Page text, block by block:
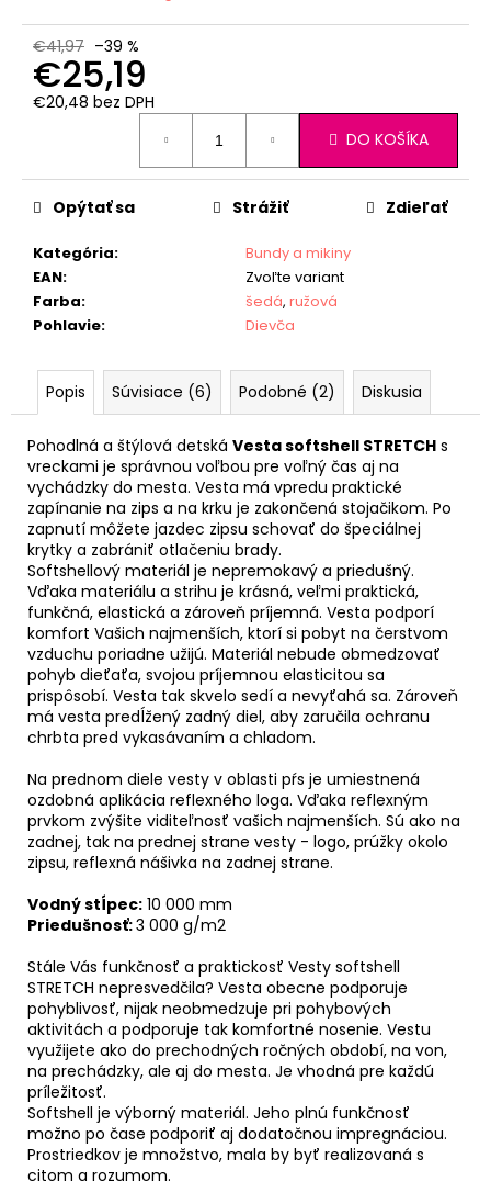
€41,97 –39 %
€25,19
€20,48 bez DPH
DO KOŠÍKA
Kategória:
Bundy a mikiny
EAN:
Zvoľte variant
Farba: šedá, ružová
Pohlavie: Dievča
Opýtať sa Strážiť Zdieľať
Popis Súvisiace (6) Podobné (2) Diskusia
Pohodlná a štýlová detská Vesta softshell STRETCH s
vreckami je správnou voľbou pre voľný čas aj na
vychádzky do mesta. Vesta má vpredu praktické
zapínanie na zips a na krku je zakončená stojačikom. Po
zapnutí môžete jazdec zipsu schovať do špeciálnej
krytky a zabrániť otlačeniu brady.
Softshellový materiál je nepremokavý a priedušný.
Vďaka materiálu a strihu je krásná, veľmi praktická,
funkčná, elastická a zároveň príjemná. Vesta podporí
komfort Vašich najmenších, ktorí si pobyt na čerstvom
vzduchu poriadne užijú. Materiál nebude obmedzovať
pohyb dieťaťa, svojou príjemnou elasticitou sa
prispôsobí. Vesta tak skvelo sedí a nevyťahá sa. Zároveň
má vesta predĺžený zadný diel, aby zaručila ochranu
chrbta pred vykasávaním a chladom.
Na prednom diele vesty v oblasti pŕs je umiestnená
ozdobná aplikácia reflexného loga. Vďaka reflexným
prvkom zvýšite viditeľnosť vašich najmenších. Sú ako na
zadnej, tak na prednej strane vesty - logo, prúžky okolo
zipsu, reflexná nášivka na zadnej strane.
Vodný stĺpec: 10 000 mm
Priedušnosť:3 000 g/m2
Stále Vás funkčnosť a praktickosť Vesty softshell
STRETCH nepresvedčila? Vesta obecne podporuje
pohyblivosť, nijak neobmedzuje pri pohybových
aktivitách a podporuje tak komfortné nosenie. Vestu
využijete ako do prechodných ročných období, na von,
na prechádzky, ale aj do mesta. Je vhodná pre každú
príležitosť.
Softshell je výborný materiál. Jeho plnú funkčnosť
možno po čase podporiť aj dodatočnou impregnáciou.
Prostriedkov je množstvo, mala by byť realizovaná s
citom a rozumom.